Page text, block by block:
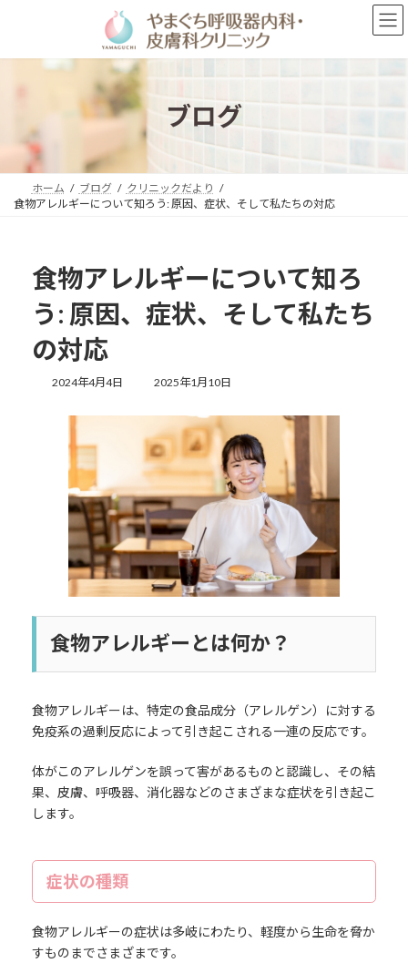
ン
プ
ー
動
ブログ
ホーム ブログ
クリニックだより
食物アレルギーについて知ろう: 原因、症状、そして私たちの対応
食物アレルギーについて知ろ
う: 原因、症状、そして私たち
の対応
2024年4月4日
最
更
新
日
時
:
2025年1月10日
食物アレルギーとは何か？
食物アレルギーは、特定の食品成分（アレルゲン）に対する
免疫系の過剰反応によって引き起こされる一連の反応です。
体がこのアレルゲンを誤って害があるものと認識し、その結
果、皮膚、呼吸器、消化器などのさまざまな症状を引き起こ
します。
症状の種類
食物アレルギーの症状は多岐にわたり、軽度から生命を脅か
すものまでさまざまです。